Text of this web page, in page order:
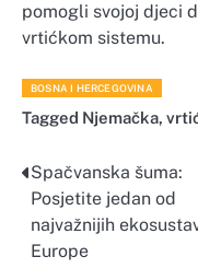
pomogli svojoj djeci
vrtićkom sistemu.
BOSNA I HERCEGOVINA
Tagged Njemačka,
Navigacija
objava
Spačvanska šuma:
Posjetite jedan od
najvažnijih
Europe